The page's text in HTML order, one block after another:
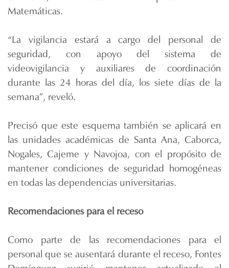
Matemáticas.
“La vigilancia estará a cargo del personal de
seguridad, con apoyo del sistema de
videovigilancia y auxiliares de coordinación
durante las 24 horas del día, los siete días de la
semana”, reveló.
Precisó que este esquema también se aplicará en
las unidades académicas de Santa Ana, Caborca,
Nogales, Cajeme y Navojoa, con el propósito de
mantener condiciones de seguridad homogéneas
en todas las dependencias universitarias.
Recomendaciones para el receso
Como parte de las recomendaciones para el
personal que se ausentará durante el receso, Fontes